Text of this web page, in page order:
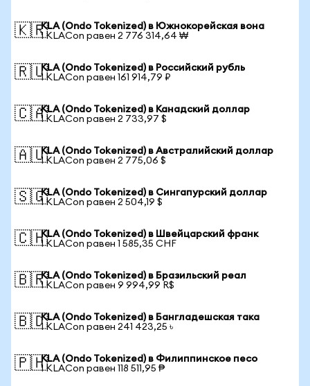
🇰🇷KLA (Ondo Tokenized) в Южнокорейская вона
1 KLACon равен 2 776 314,64 ₩
🇷🇺KLA (Ondo Tokenized) в Российский рубль
1 KLACon равен 161 914,79 ₽
🇨🇦KLA (Ondo Tokenized) в Канадский доллар
1 KLACon равен 2 733,97 $
🇦🇺KLA (Ondo Tokenized) в Австралийский доллар
1 KLACon равен 2 775,06 $
🇸🇬KLA (Ondo Tokenized) в Сингапурский доллар
1 KLACon равен 2 504,19 $
🇨🇭KLA (Ondo Tokenized) в Швейцарский франк
1 KLACon равен 1 585,35 CHF
🇧🇷KLA (Ondo Tokenized) в Бразильский реал
1 KLACon равен 9 994,99 R$
🇧🇩KLA (Ondo Tokenized) в Бангладешская така
1 KLACon равен 241 423,25 ৳
🇵🇭KLA (Ondo Tokenized) в Филиппинское песо
1 KLACon равен 118 511,95 ₱